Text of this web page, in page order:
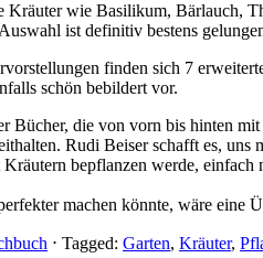
Kräuter wie Basilikum, Bärlauch,
ist definitiv bestens
finden sich 7
schön bebildert vor.
Bücher, die von vorn bis hinten
Rudi Beiser schafft es,
bepflanzen werde,
machen könnte, wäre eine
⋅ Tagged: Garten, Kräuter,